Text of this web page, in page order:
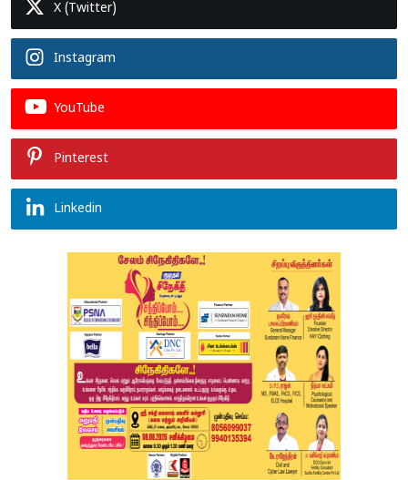
X (Twitter)
Instagram
YouTube
Pinterest
Linkedin